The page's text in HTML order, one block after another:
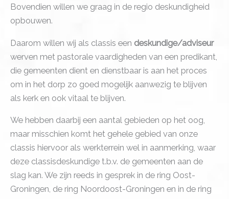
Bovendien willen we graag in de regio deskundigheid
opbouwen.
Daarom willen wij als classis een deskundige/adviseur
werven met pastorale vaardigheden van een predikant,
die gemeenten dient en dienstbaar is aan het proces
om in het dorp zo goed mogelijk aanwezig te blijven
als kerk en ook vitaal te blijven.
We hebben daarbij een aantal gebieden op het oog,
maar misschien komt het gehele gebied van onze
classis hiervoor als werkterrein wel in aanmerking, waar
deze classisdeskundige t.b.v. de gemeenten aan de
slag kan. We zijn reeds in gesprek in de ring Oost-
Groningen, de ring Noordoost-Groningen en in de ring